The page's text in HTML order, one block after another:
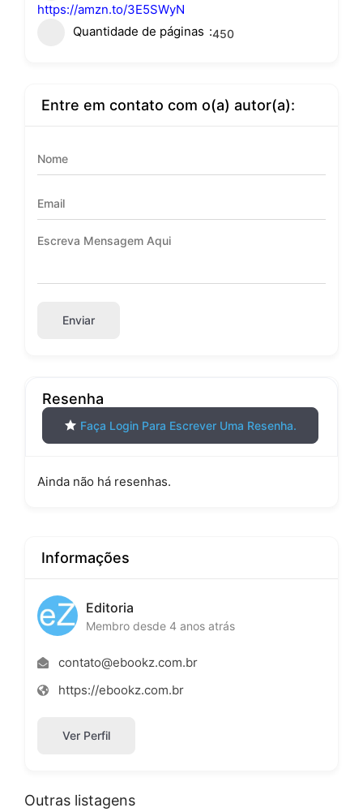
https://amzn.to/3E5SWyN
Quantidade de páginas
450
Entre em contato com o(a) autor(a):
Enviar
Resenha
Faça Login Para Escrever Uma Resenha.
Ainda não há resenhas.
Informações
Editoria
Membro desde 4 anos atrás
contato@ebookz.com.br
https://ebookz.com.br
Ver Perfil
Outras listagens